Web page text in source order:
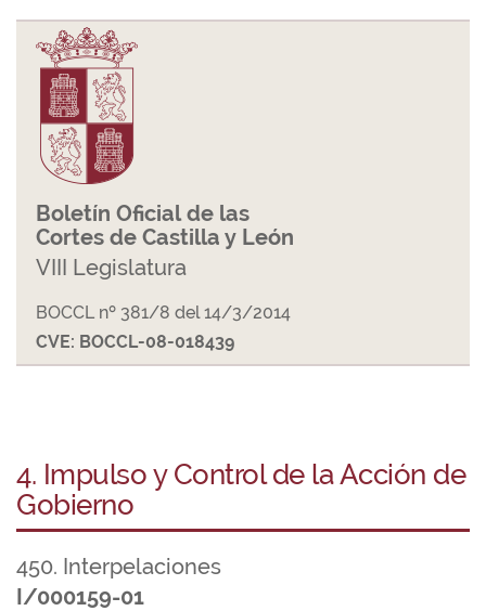
Boletín Oficial de las
Cortes de Castilla y León
VIII Legislatura
BOCCL nº 381/8 del 14/3/2014
CVE: BOCCL-08-018439
4. Impulso y Control de la Acción de
Gobierno
450. Interpelaciones
I/000159-01